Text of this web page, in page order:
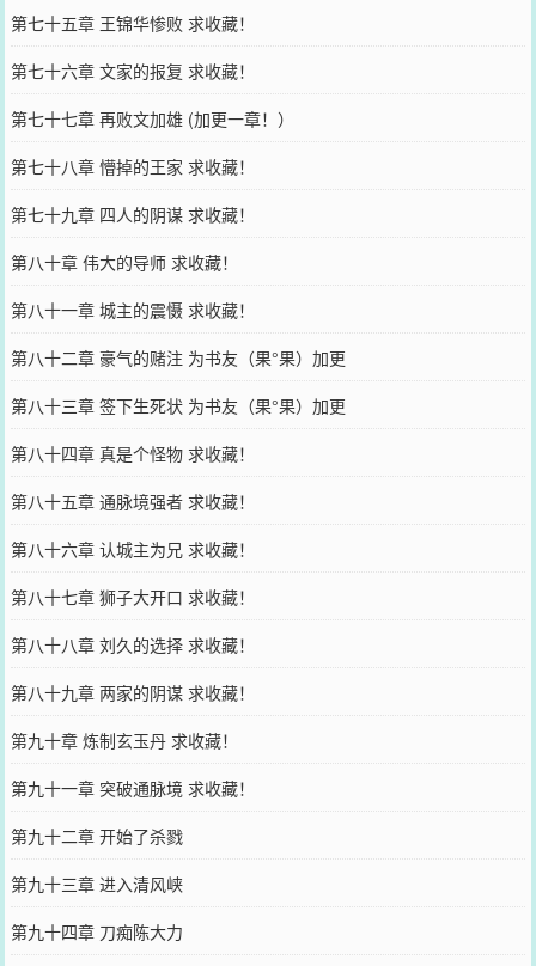
第七十五章 王锦华惨败 求收藏！
第七十六章 文家的报复 求收藏！
第七十七章 再败文加雄 (加更一章！）
第七十八章 懵掉的王家 求收藏！
第七十九章 四人的阴谋 求收藏！
第八十章 伟大的导师 求收藏！
第八十一章 城主的震慑 求收藏！
第八十二章 豪气的赌注 为书友（果°果）加更
第八十三章 签下生死状 为书友（果°果）加更
第八十四章 真是个怪物 求收藏！
第八十五章 通脉境强者 求收藏！
第八十六章 认城主为兄 求收藏！
第八十七章 狮子大开口 求收藏！
第八十八章 刘久的选择 求收藏！
第八十九章 两家的阴谋 求收藏！
第九十章 炼制玄玉丹 求收藏！
第九十一章 突破通脉境 求收藏！
第九十二章 开始了杀戮
第九十三章 进入清风峡
第九十四章 刀痴陈大力